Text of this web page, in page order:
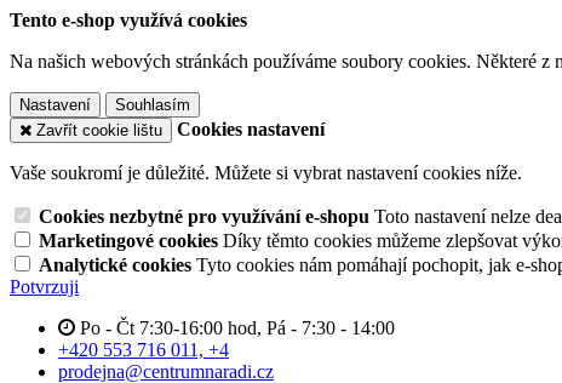
Tento e-shop využívá cookies
Na našich webových stránkách používáme soubory cookies. Některé
Nastavení
Souhlasím
Zavřít cookie lištu
Cookies nastavení
Vaše soukromí je důležité. Můžete si vybrat nastavení cookies níže.
Cookies nezbytné pro využívání e-shopu Toto nastavení nelze
Marketingové cookies Díky těmto cookies můžeme zlepšovat
Analytické cookies Tyto cookies nám pomáhají pochopit, jak e-
Potvrzuji
Po - Čt 7:30-16:00 hod, Pá - 7:30 - 14:00
+420 553 716 011, +4
prodejna@centrumnaradi.cz